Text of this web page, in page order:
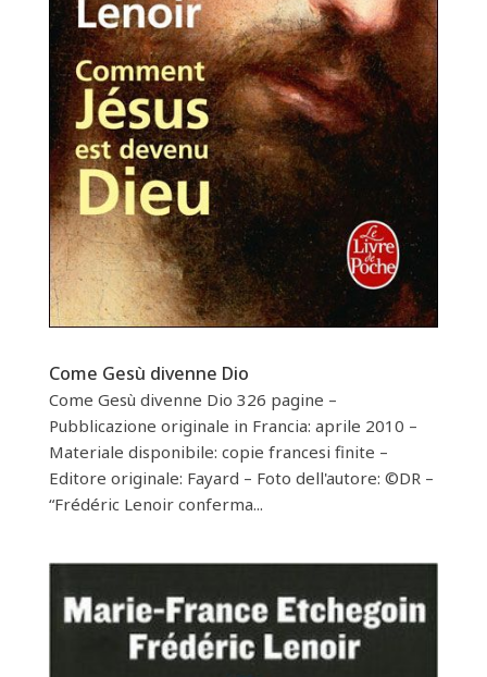
Come Gesù divenne Dio
Come Gesù divenne Dio 326 pagine –
Pubblicazione originale in Francia: aprile 2010 –
Materiale disponibile: copie francesi finite –
Editore originale: Fayard – Foto dell'autore: ©DR –
“Frédéric Lenoir conferma...